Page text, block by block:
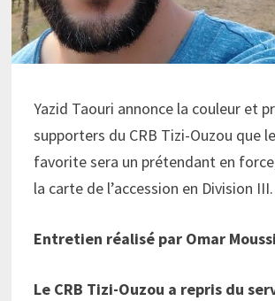
Yazid Taouri annonce la couleur et
supporters du CRB Tizi-Ouzou que
favorite sera un prétendant en
la carte de l’accession en Division III.
Entretien réalisé par Omar Moussi
Le CRB Tizi-Ouzou a repris du